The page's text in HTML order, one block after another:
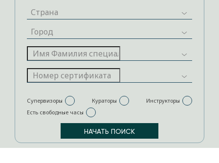
Супервизоры Кураторы
Инструкторы
Есть свободные часы